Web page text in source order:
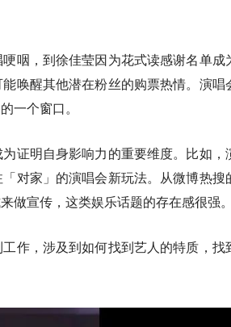
咽，到徐佳莹因为花式读感谢名单成
唤醒其他潜在粉丝的购票热情。演唱
一个窗口。
证明自身影响力的重要维度。比如，
对家」的演唱会新玩法。从微博热搜
做宣传，这类娱乐话题的存在感很强。
作，涉及到如何找到艺人的特质，找